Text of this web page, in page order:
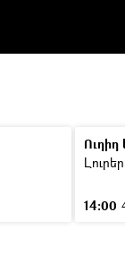
Ուղիղ
Լուրեր
14:00